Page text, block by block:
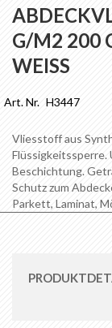
G/M2 200
WEISS
Art. Nr. H3447
Anfang
der
Bildgalerie
springen
Vliesstoff aus
Beschichtung.
Schutz zum
Parkett, Laminat,